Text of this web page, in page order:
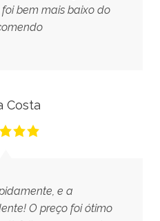
bem mais baixo do
e a
O preço foi ótimo
Costa